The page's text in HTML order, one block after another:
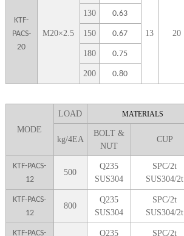
KTF-
PACS-
20
M20×2.5 13 20
130 0.63
150 0.67
180 0.75
200 0.80
MODE
LOAD
MATERIALS
kg/4EA
BOLT &
NUT
CUP
KTF-PACS-
12
500
Q235
SUS304
SPC/2t
SUS304/2t
KTF-PACS-
12
800
Q235
SUS304
SPC/2t
SUS304/2t
KTF-PACS- Q235 SPC/2t